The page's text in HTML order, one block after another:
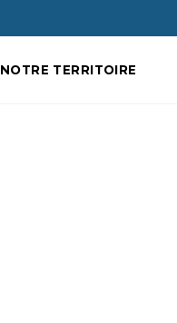
NOTRE TERRITOIRE